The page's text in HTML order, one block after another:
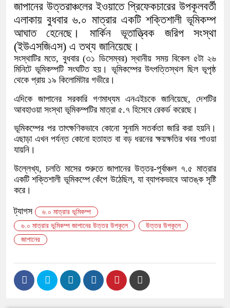
আওয়ামী লীগ আমলে এক তৃতীয়াংশ অর্থ
বিপাকে জানিয়েছে গভর্নর
সরকারকে ব্যর্থ করতে দেশের বিরুদ্ধে
দেশের বাজারে ফের বড় ধাক্কা: এক
বিচার প্রক্রিয়া শুরু: হাছান-নওফেলসহ
জাপানের উত্তরাঞ্চলের ইওয়াতে প্রিফেকচারের উপকূলবর্তী
এলাকায় বুধবার ৬.০ মাত্রার একটি শক্তিশালী ভূমিকম্প
আঘাত হেনেছে। মার্কিন ভূতাত্ত্বিক জরিপ সংস্থা
(ইউএসজিএস) এ তথ্য জানিয়েছে।
সংস্থাটির মতে, বুধবার (৩১ ডিসেম্বর) স্থানীয় সময় বিকেল ৫টা ২৬
মিনিটে ভূমিকম্পটি সংঘটিত হয়। ভূমিকম্পের উৎপত্তিস্থল ছিল ভূপৃষ্ঠ
থেকে প্রায় ১৯ কিলোমিটার গভীরে।
এদিকে জাপানের সরকারি গণমাধ্যম এনএইচকে জানিয়েছে, দেশটির
আবহাওয়া সংস্থা ভূমিকম্পটির মাত্রা ৫.৭ হিসেবে রেকর্ড করেছে।
ভূমিকম্পের পর তাৎক্ষণিকভাবে কোনো সুনামি সতর্কতা জারি করা হয়নি।
এছাড়া এখন পর্যন্ত কোনো হতাহত বা বড় ধরনের ক্ষয়ক্ষতির খবর পাওয়া
যায়নি।
উল্লেখ্য, চলতি মাসের শুরুতে জাপানের উত্তর-পূর্বাঞ্চল ৭.৫ মাত্রার
একটি শক্তিশালী ভূমিকম্পে কেঁপে উঠেছিল, যা ব্যাপকভাবে আতঙ্ক সৃষ্টি
করে।
ট্যাগস
৬.০ মাত্রার ভূমিকম্প
৬.০ মাত্রার ভূমিকম্প জাপানের উত্তর উপকূলে
উত্তর উপকূলে
জাপানের